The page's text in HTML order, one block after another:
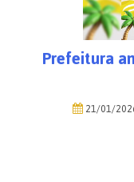
Prefeitura
21/01/